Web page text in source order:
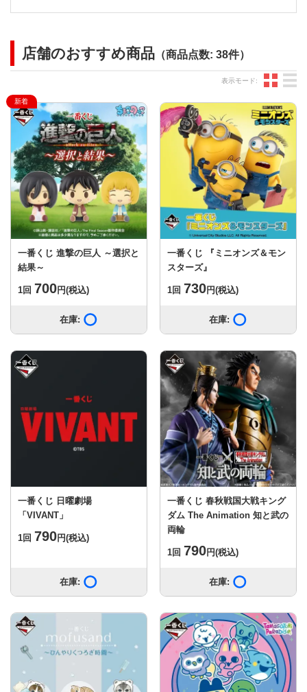
店舗のおすすめ商品（商品点数: 38件）
表示モード: グ
一番くじ 進撃の巨人 ～選択と
結果～
1回 700円(税込)
在庫:
一番くじ 『ミニオンズ＆モン
スターズ』
1回 730円(税込)
在庫:
一番くじ 日曜劇場
「VIVANT」
1回 790円(税込)
在庫:
一番くじ 春秋戦国大戦キング
ダム The Animation 知と武の
両輪
1回 790円(税込)
在庫: